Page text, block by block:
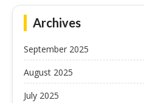
Archives
September 2025
August 2025
July 2025